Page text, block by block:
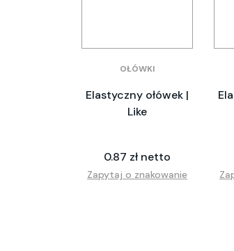
OŁÓWKI
Elastyczny ołówek |
Like
0.87 zł netto
Zapytaj o znakowanie